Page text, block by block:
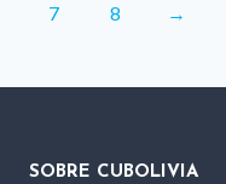
7 8 →
SOBRE CUBOLIVIA